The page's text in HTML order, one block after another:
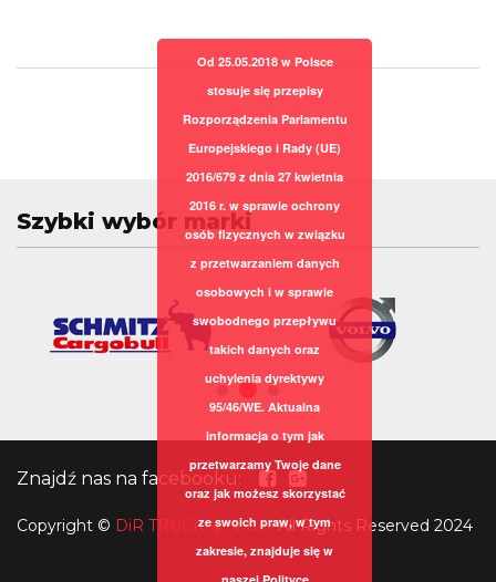
Szybki wybór marki
Znajdź nas na facebooku:
Copyright © DiR TRUCK sp. z o.o.All Rights Reserved 2024
Od 25.05.2018 w Polsce
stosuje się przepisy
Rozporządzenia Parlamentu
Europejskiego i Rady (UE)
2016/679 z dnia 27 kwietnia
2016 r. w sprawie ochrony
osób fizycznych w związku
z przetwarzaniem danych
osobowych i w sprawie
swobodnego przepływu
takich danych oraz
uchylenia dyrektywy
95/46/WE. Aktualna
informacja o tym jak
przetwarzamy Twoje dane
oraz jak możesz skorzystać
ze swoich praw, w tym
zakresie, znajduje się w